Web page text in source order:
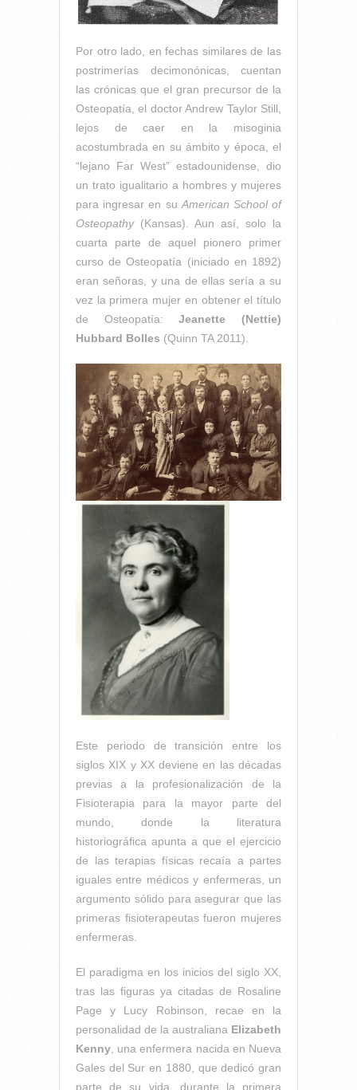
Por otro lado, en fechas similares de las
postrimerías decimonónicas, cuentan
las crónicas que el gran precursor de la
Osteopatía, el doctor Andrew Taylor Still,
lejos de caer en la misoginia
acostumbrada en su ámbito y época, el
“lejano Far West” estadounidense, dio
un trato igualitario a hombres y mujeres
para ingresar en su American School of
Osteopathy(Kansas). Aun así, solo la
cuarta parte de aquel pionero primer
curso de Osteopatía (iniciado en 1892)
eran señoras, y una de ellas sería a su
vez la primera mujer en obtener el título
de Osteopatía:Jeanette (Nettie)
Hubbard Bolles (Quinn TA 2011).
Este periodo de transición entre los
siglos XIX y XX deviene en las décadas
previas a la profesionalización de la
Fisioterapia para la mayor parte del
mundo, donde la literatura
historiográfica apunta a que el ejercicio
de las terapias físicas recaía a partes
iguales entre médicos y enfermeras, un
argumento sólido para asegurar que las
primeras fisioterapeutas fueron mujeres
enfermeras.
El paradigma en los inicios del siglo XX,
tras las figuras ya citadas de Rosaline
Page y Lucy Robinson, recae en la
personalidad de la australiana Elizabeth
Kenny, una enfermera nacida en Nueva
Gales del Sur en 1880, que dedicó gran
parte de su vida, durante la primera